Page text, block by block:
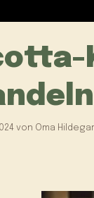
von Oma